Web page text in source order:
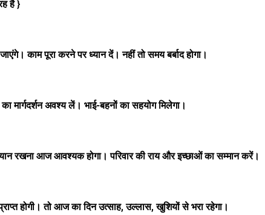
है }
काम पूरा करने पर ध्यान दें। नहीं तो समय बर्बाद होगा।
मार्गदर्शन अवश्य लें। भाई-बहनों का सहयोग मिलेगा।
रखना आज आवश्यक होगा। परिवार की राय और इच्छाओं का सम्मान करें।
होगी। तो आज का दिन उत्साह, उल्लास, खुशियों से भरा रहेगा।